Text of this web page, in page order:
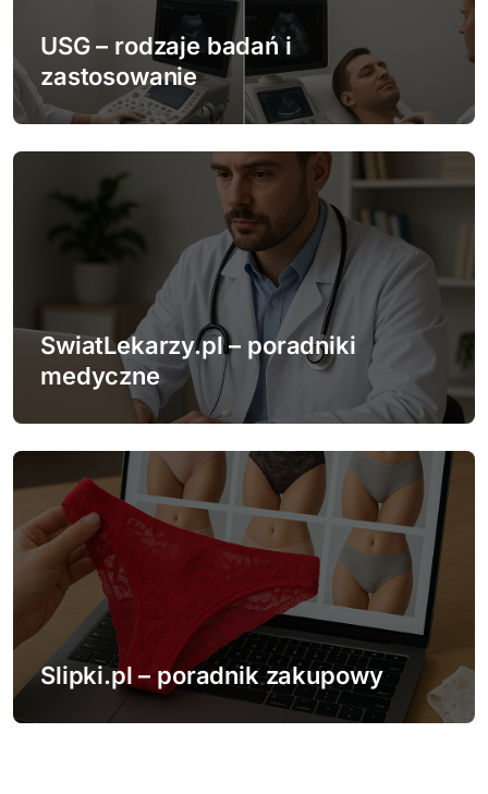
s
u
USG – rodzaje badań i
zastosowanie
SwiatLekarzy.pl – poradniki
medyczne
Slipki.pl – poradnik zakupowy